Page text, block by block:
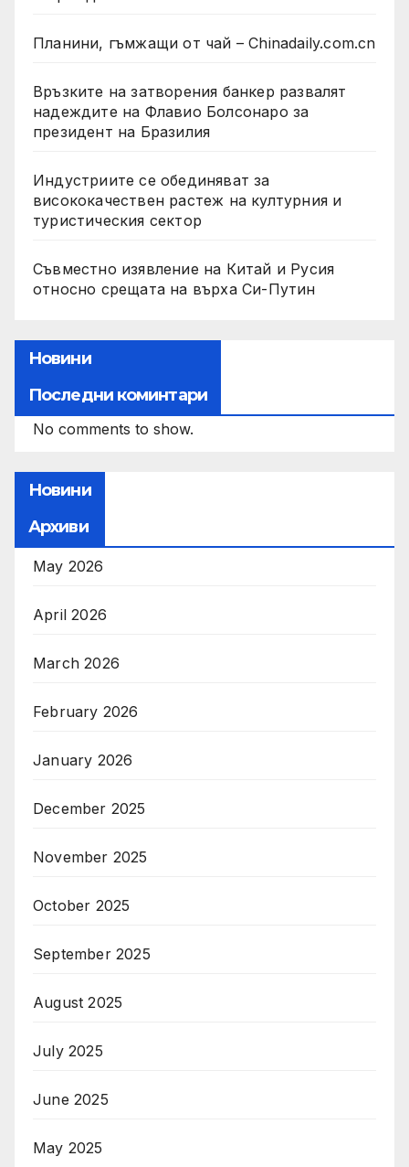
Планини, гъмжащи от чай – Chinadaily.com.cn
Връзките на затворения банкер развалят
надеждите на Флавио Болсонаро за
президент на Бразилия
Индустриите се обединяват за
висококачествен растеж на културния и
туристическия сектор
Съвместно изявление на Китай и Русия
относно срещата на върха Си-Путин
Новини
Последни коминтари
No comments to show.
Новини
Архиви
May 2026
April 2026
March 2026
February 2026
January 2026
December 2025
November 2025
October 2025
September 2025
August 2025
July 2025
June 2025
May 2025